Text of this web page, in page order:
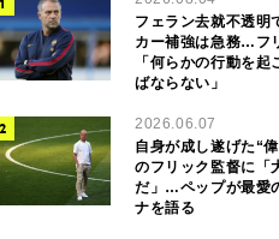
フェラン去就不透明
カー補強は急務…フ
「何らかの行動を起
ばならない」
2026.06.07
自身が成し遂げた“
のフリック監督に「
だ」…ペップが最愛
ナを語る